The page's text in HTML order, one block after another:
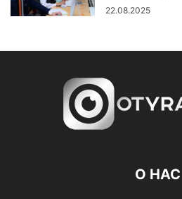
22.08.2025
О НАС